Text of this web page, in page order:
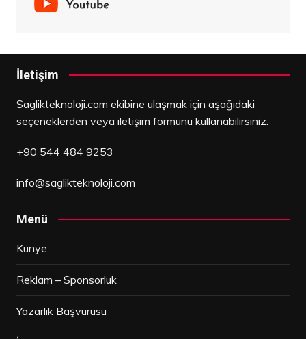
İletişim
Saglikteknoloji.com ekibine ulaşmak için aşağıdaki
seçeneklerden veya iletişim formunu kullanabilirsiniz.
+90 544 484 9253
info@saglikteknoloji.com
Menü
Künye
Reklam – Sponsorluk
Yazarlık Başvurusu